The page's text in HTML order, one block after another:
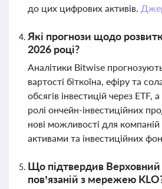
до цих цифрових активів.
Які прогнози щодо
2026 році?
Аналітики Bitwise
вартості біткоїна, ефіру та
обсягів інвестицій через ETF,
ролі ончейн-інвестиційних
нові можливості для компаній
активами та інвестиційних
Що підтвердив Верховний
пов’язаній з мережею